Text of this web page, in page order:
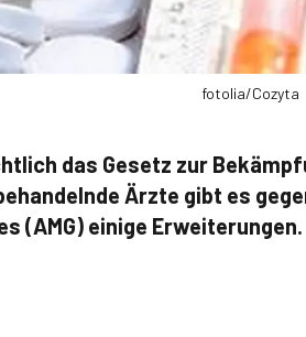
fotolia/Cozyta
das Gesetz zur
Ärzte gibt es
(AMG) einige Erweiterungen.